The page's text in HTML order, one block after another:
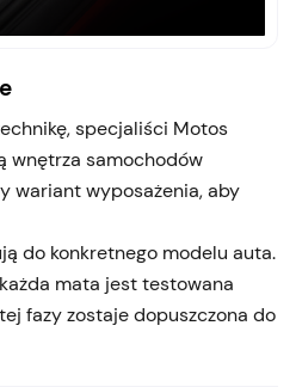
specjaliści Motos
wnętrza samochodów
wariant wyposażenia, aby
do konkretnego modelu auta.
mata jest testowana
fazy zostaje dopuszczona do